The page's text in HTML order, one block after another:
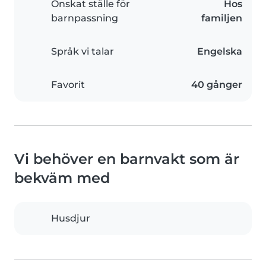
Önskat ställe för
barnpassning
Hos
familjen
Språk vi talar Engelska
Favorit 40 gånger
Vi behöver en barnvakt som är
bekväm med
Husdjur